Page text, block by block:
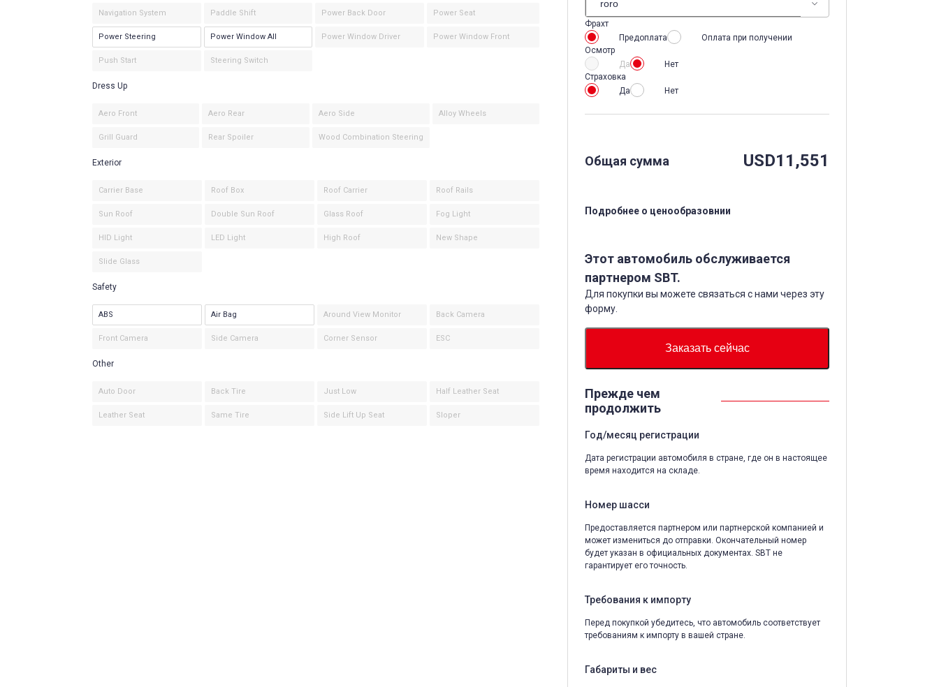
Фрахт
Предоплата
Оплата при получении
Осмотр
Да
Нет
Страховка
Да
Нет
Общая сумма USD11,551
Подробнее о ценообразовнии
Этот автомобиль обслуживается
партнером SBT.
Для покупки вы можете связаться с нами через эту
форму.
Заказать сейчас
Прежде чем
продолжить
Год/месяц регистрации
Дата регистрации автомобиля в стране, где он в настоящее
время находится на складе.
Номер шасси
Предоставляется партнером или партнерской компанией и
может измениться до отправки. Окончательный номер
будет указан в официальных документах. SBT не
гарантирует его точность.
Требования к импорту
Перед покупкой убедитесь, что автомобиль соответствует
требованиям к импорту в вашей стране.
Габариты и вес
Navigation System Paddle Shift Power Back Door Power Seat
Power Steering Power Window All Power Window Driver Power Window Front
Push Start Steering Switch
Dress Up
Aero Front Aero Rear Aero Side Alloy Wheels
Grill Guard Rear Spoiler Wood Combination Steering
Exterior
Carrier Base Roof Box Roof Carrier Roof Rails
Sun Roof Double Sun Roof Glass Roof Fog Light
HID Light LED Light High Roof New Shape
Slide Glass
Safety
ABS Air Bag Around View Monitor Back Camera
Front Camera Side Camera Corner Sensor ESC
Other
Auto Door Back Tire Just Low Half Leather Seat
Leather Seat Same Tire Side Lift Up Seat Sloper